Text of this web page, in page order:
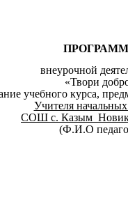
внеурочной
«Твори
учебного курса,
Учителя начальных
СОШ с. Казым
(Ф.И.О